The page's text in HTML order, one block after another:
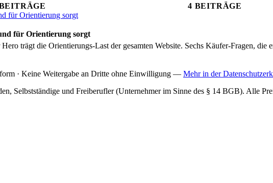
4 BEITRÄGE
für Orientierung sorgt
trägt die Orientierungs-Last der gesamten Website. Sechs Käufer-Fragen, die
· Keine Weitergabe an Dritte ohne Einwilligung — Mehr in der
Selbstständige und Freiberufler (Unternehmer im Sinne des § 14 BGB). Alle